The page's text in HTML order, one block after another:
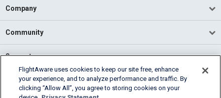
Company
Community
Support
English (USA)
2026 FlightAware
FlightAware uses cookies to keep our site free, enhance
your experience, and to analyze performance and traffic. By
clicking “Allow All”, you agree to storing cookies on your